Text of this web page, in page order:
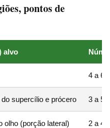
pontos de
alvo
4 a 6
supercílio e prócero 3 a 5
olho (porção lateral) 2 a 4